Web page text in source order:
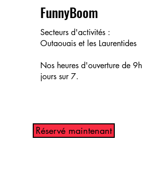
FunnyBoom
Secteurs d'activités :
Outaouais et les Laurentides
Nos heures d'ouverture de
jours sur 7.
Réservé maintenant